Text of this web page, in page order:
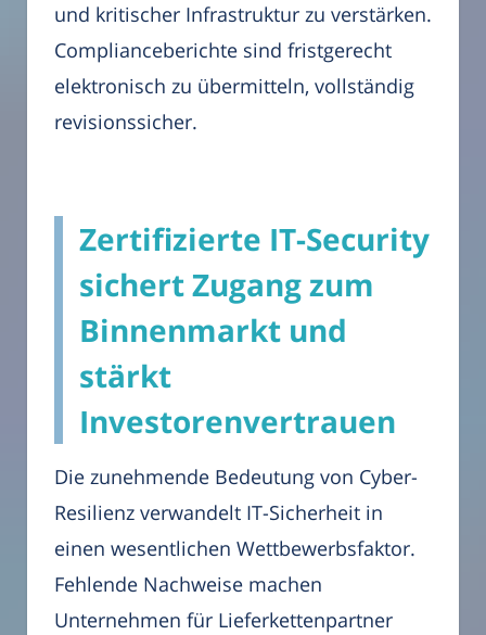
und kritischer Infrastruktur zu verstärken.
Complianceberichte sind fristgerecht
elektronisch zu übermitteln, vollständig
revisionssicher.
Zertifizierte IT-Security
sichert Zugang zum
Binnenmarkt und
stärkt
Investorenvertrauen
Die zunehmende Bedeutung von Cyber-
Resilienz verwandelt IT-Sicherheit in
einen wesentlichen Wettbewerbsfaktor.
Fehlende Nachweise machen
Unternehmen für Lieferkettenpartner